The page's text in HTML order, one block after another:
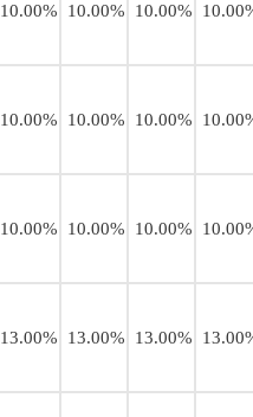
10.00% 10.00% 10.00%
10.00% 10.00% 10.00%
10.00% 10.00% 10.00%
13.00% 13.00% 13.00%